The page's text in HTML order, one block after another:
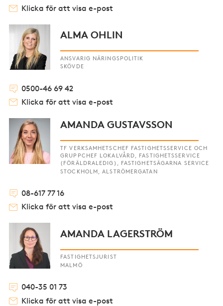
Klicka för att visa e-post
ALMA OHLIN
ANSVARIG NÄRINGSPOLITIK
SKÖVDE
0500-46 69 42
Klicka för att visa e-post
AMANDA GUSTAVSSON
TF VERKSAMHETSCHEF FASTIGHETSSERVICE OCH
GRUPPCHEF LOKALVÅRD, FASTIGHETSSERVICE
(FÖRÄLDRALEDIG), FASTIGHETSÄGARNA SERVICE
STOCKHOLM, ALSTRÖMERGATAN
08-617 77 16
Klicka för att visa e-post
AMANDA LAGERSTRÖM
FASTIGHETSJURIST
MALMÖ
040-35 01 73
Klicka för att visa e-post